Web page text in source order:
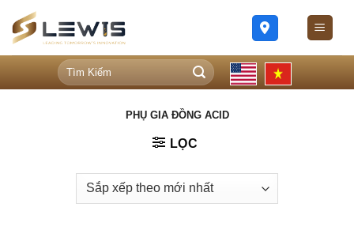
content
Tìm
kiếm:
PHỤ GIA ĐỒNG ACID
LỌC